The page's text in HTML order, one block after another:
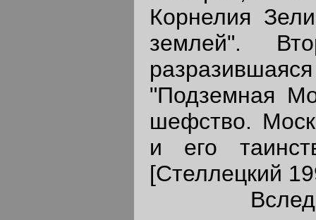
Корнелия
землей".
"Подземная
шефство.
и его
[Стеллецкий
Вслед за